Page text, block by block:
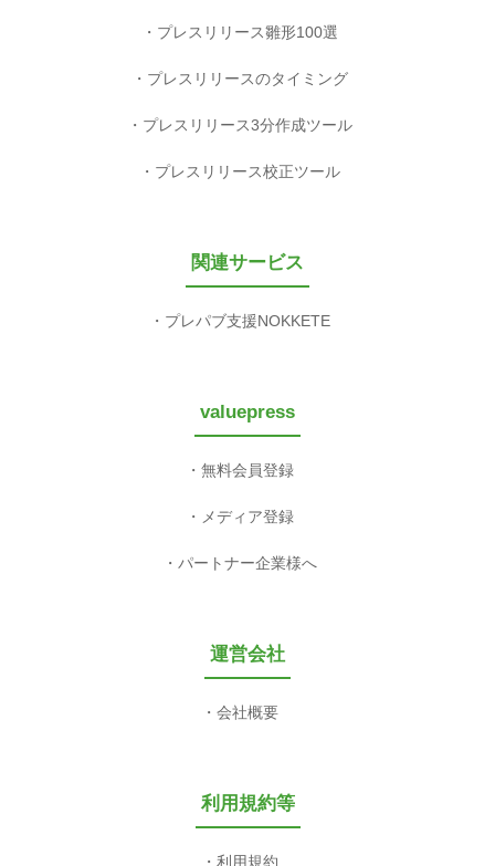
プレスリリース雛形100選
プレスリリースのタイミング
プレスリリース3分作成ツール
プレスリリース校正ツール
関連サービス
プレパブ支援NOKKETE
valuepress
無料会員登録
メディア登録
パートナー企業様へ
運営会社
会社概要
利用規約等
利用規約